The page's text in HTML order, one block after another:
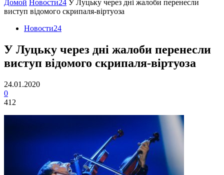
Домой Новости24 У Луцьку через дні жалоби перенесли
виступ відомого скрипаля-віртуоза
Новости24
У Луцьку через дні жалоби перенесли
виступ відомого скрипаля-віртуоза
24.01.2020
0
412